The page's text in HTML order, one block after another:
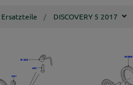
Ersatzteile DISCOVERY 5 2017